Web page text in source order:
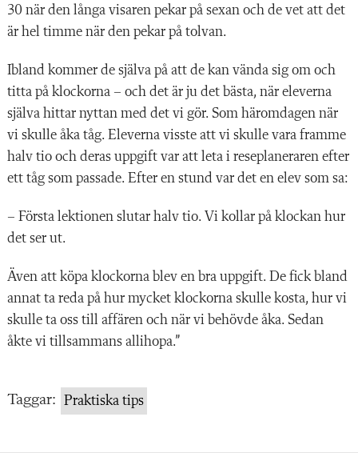
30 när den långa visaren pekar på sexan och de vet att det
är hel timme när den pekar på tolvan.
Ibland kommer de själva på att de kan vända sig om och
titta på klockorna – och det är ju det bästa, när eleverna
själva hittar nyttan med det vi gör. Som häromdagen när
vi skulle åka tåg. Eleverna visste att vi skulle vara framme
halv tio och deras uppgift var att leta i reseplaneraren efter
ett tåg som passade. Efter en stund var det en elev som sa:
– Första lektionen slutar halv tio. Vi kollar på klockan hur
det ser ut.
Även att köpa klockorna blev en bra uppgift. De fick bland
annat ta reda på hur mycket klockorna skulle kosta, hur vi
skulle ta oss till affären och när vi behövde åka. Sedan
åkte vi tillsammans allihopa.”
Taggar: Praktiska tips